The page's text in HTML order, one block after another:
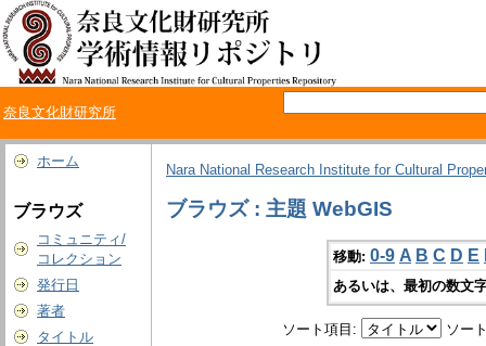
奈良文化財研究所
ホーム
ブラウズ
コミュニティ/
コレクション
発行日
著者
タイトル
Nara National Research Institute for Cultural
ブラウズ : 主題 WebGIS
移動: 0-9 A B C D E
あるいは、最初の数文
ソート項目: ソー